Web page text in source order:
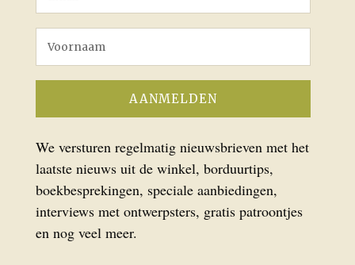
We versturen regelmatig nieuwsbrieven met het
laatste nieuws uit de winkel, borduurtips,
boekbesprekingen, speciale aanbiedingen,
interviews met ontwerpsters, gratis patroontjes
en nog veel meer.